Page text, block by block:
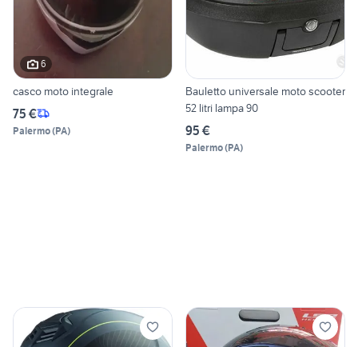
6
casco moto integrale
75 €
Palermo(PA)
Bauletto universale moto scooter
52 litri lampa 90
95 €
Palermo(PA)